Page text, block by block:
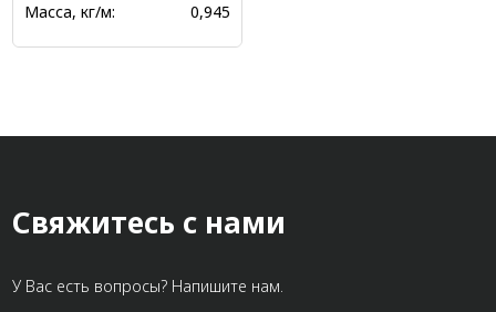
Масса, кг/м:
0,945
Свяжитесь с нами
У Вас есть вопросы? Напишите нам.